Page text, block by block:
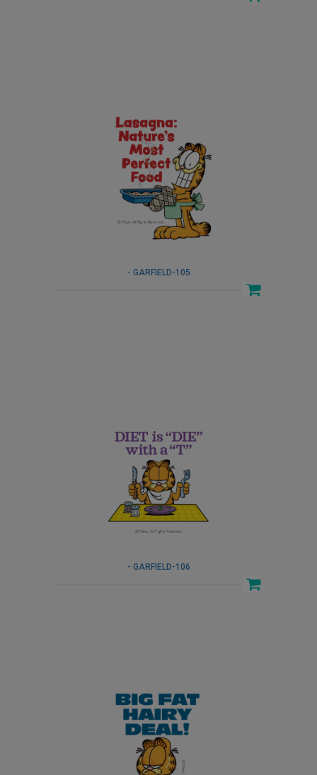
- GARFIELD-105
- GARFIELD-106